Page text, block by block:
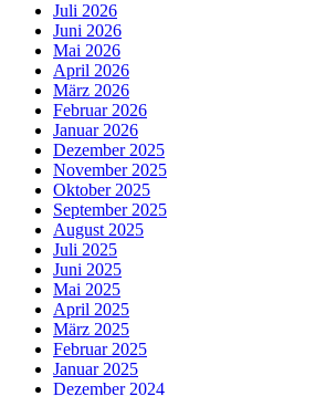
Juli 2026
Juni 2026
Mai 2026
April 2026
März 2026
Februar 2026
Januar 2026
Dezember 2025
November 2025
Oktober 2025
September 2025
August 2025
Juli 2025
Juni 2025
Mai 2025
April 2025
März 2025
Februar 2025
Januar 2025
Dezember 2024